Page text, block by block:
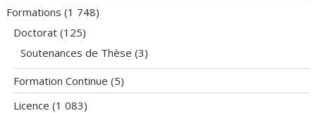
Formations (1 748)
Doctorat (125)
Soutenances de Thèse (3)
Formation Continue (5)
Licence (1 083)